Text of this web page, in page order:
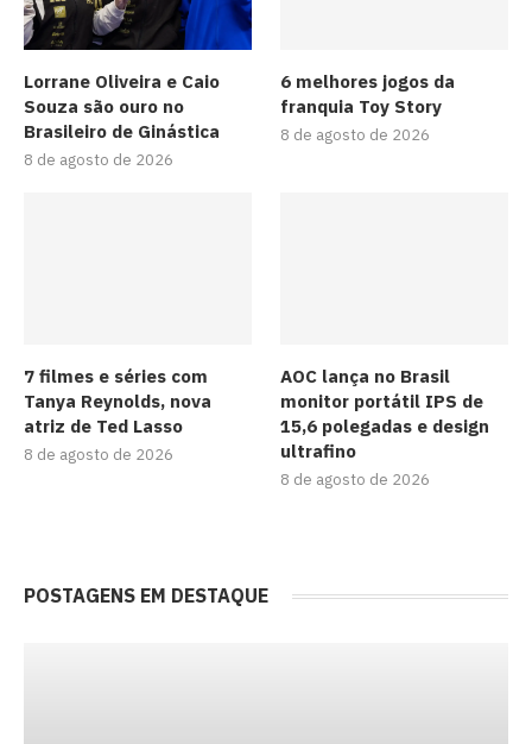
Lorrane Oliveira e Caio
Souza são ouro no
Brasileiro de Ginástica
8 de agosto de 2026
6 melhores jogos da
franquia Toy Story
8 de agosto de 2026
7 filmes e séries com
Tanya Reynolds, nova
atriz de Ted Lasso
8 de agosto de 2026
AOC lança no Brasil
monitor portátil IPS de
15,6 polegadas e design
ultrafino
8 de agosto de 2026
POSTAGENS EM DESTAQUE